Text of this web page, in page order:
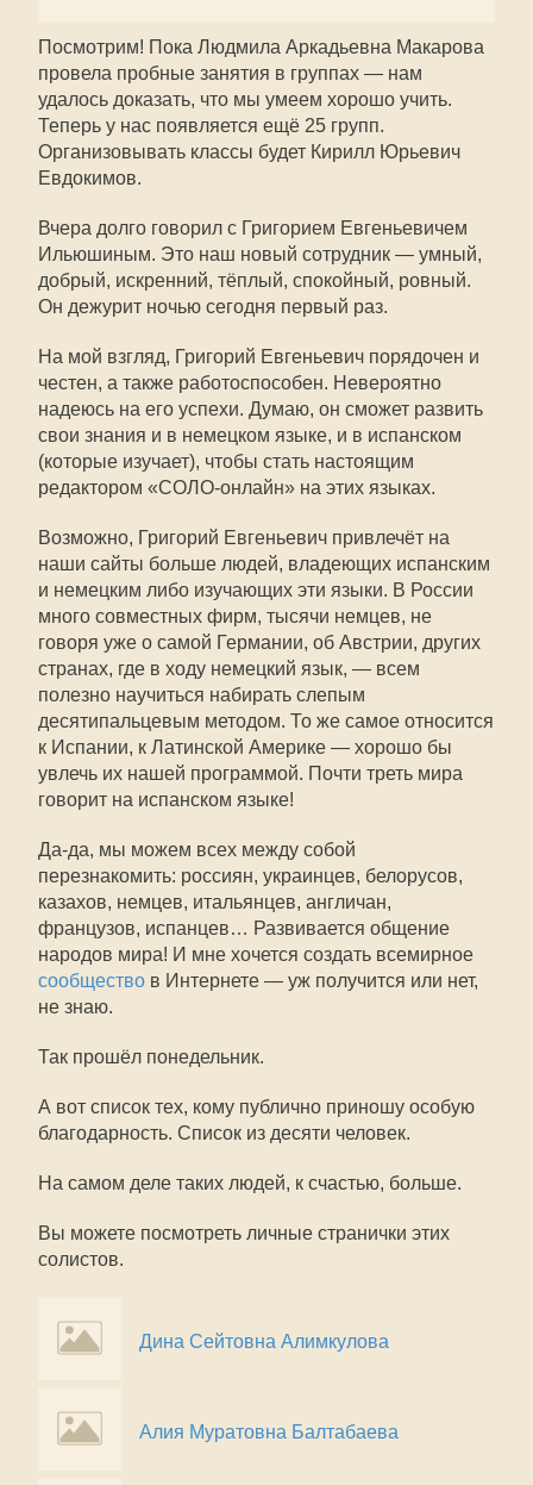
Посмотрим! Пока Людмила Аркадьевна Макарова
провела пробные занятия в группах — нам
удалось доказать, что мы умеем хорошо учить.
Теперь у нас появляется ещё 25 групп.
Организовывать классы будет Кирилл Юрьевич
Евдокимов.
Вчера долго говорил с Григорием Евгеньевичем
Ильюшиным. Это наш новый сотрудник — умный,
добрый, искренний, тёплый, спокойный, ровный.
Он дежурит ночью сегодня первый раз.
На мой взгляд, Григорий Евгеньевич порядочен и
честен, а также работоспособен. Невероятно
надеюсь на его успехи. Думаю, он сможет развить
свои знания и в немецком языке, и в испанском
(которые изучает), чтобы стать настоящим
редактором «СОЛО-онлайн» на этих языках.
Возможно, Григорий Евгеньевич привлечёт на
наши сайты больше людей, владеющих испанским
и немецким либо изучающих эти языки. В России
много совместных фирм, тысячи немцев, не
говоря уже о самой Германии, об Австрии, других
странах, где в ходу немецкий язык, — всем
полезно научиться набирать слепым
десятипальцевым методом. То же самое относится
к Испании, к Латинской Америке — хорошо бы
увлечь их нашей программой. Почти треть мира
говорит на испанском языке!
Да-да, мы можем всех между собой
перезнакомить: россиян, украинцев, белорусов,
казахов, немцев, итальянцев, англичан,
французов, испанцев… Развивается общение
народов мира! И мне хочется создать всемирное
сообщество в Интернете — уж получится или нет,
не знаю.
Так прошёл понедельник.
А вот список тех, кому публично приношу особую
благодарность. Список из десяти человек.
На самом деле таких людей, к счастью, больше.
Вы можете посмотреть личные странички этих
солистов.
Дина Сейтовна Алимкулова
Алия Муратовна Балтабаева